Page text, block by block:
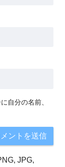
自分の名前、
JPG,